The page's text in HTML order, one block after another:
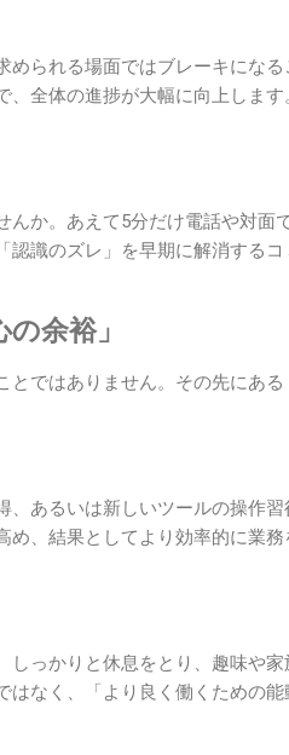
られる場面ではブレーキにな
、全体の進捗が大幅に向上しま
か。あえて5分だけ電話や対面
識のズレ」を早期に解消する
余裕」
ではありません。その先にあ
あるいは新しいツールの操作
、結果としてより効率的に業
っかりと休息をとり、趣味や
なく、「より良く働くための